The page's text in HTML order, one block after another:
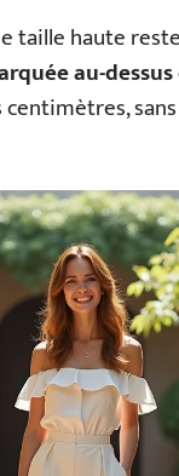
taille haute
au-